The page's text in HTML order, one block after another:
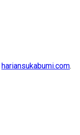
hariansukabumi.com.